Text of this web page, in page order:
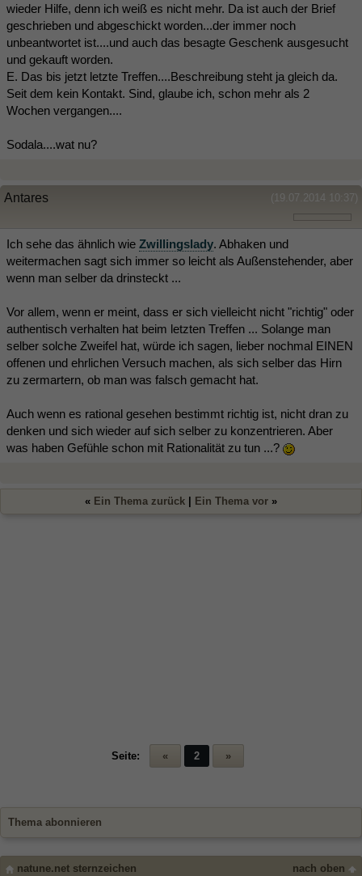
wieder Hilfe, denn ich weiß es nicht mehr. Da ist auch der Brief
geschrieben und abgeschickt worden...der immer noch
unbeantwortet ist....und auch das besagte Geschenk ausgesucht
und gekauft worden.
E. Das bis jetzt letzte Treffen....Beschreibung steht ja gleich da.
Seit dem kein Kontakt. Sind, glaube ich, schon mehr als 2
Wochen vergangen....
Sodala....wat nu?
(19.07.2014 10:37)
Antares
Ich sehe das ähnlich wie Zwillingslady. Abhaken und
weitermachen sagt sich immer so leicht als Außenstehender, aber
wenn man selber da drinsteckt ...
Vor allem, wenn er meint, dass er sich vielleicht nicht "richtig" oder
authentisch verhalten hat beim letzten Treffen ... Solange man
selber solche Zweifel hat, würde ich sagen, lieber nochmal EINEN
offenen und ehrlichen Versuch machen, als sich selber das Hirn
zu zermartern, ob man was falsch gemacht hat.
Auch wenn es rational gesehen bestimmt richtig ist, nicht dran zu
denken und sich wieder auf sich selber zu konzentrieren. Aber
was haben Gefühle schon mit Rationalität zu tun ...?
« Ein Thema zurück Ein Thema vor »
Seite: « 2 »
Thema abonnieren
nach oben
natune.net sternzeichen